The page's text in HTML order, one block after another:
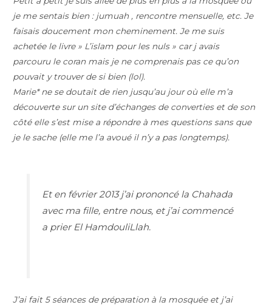
je me sentais bien : jumuah , rencontre mensuelle, etc. Je
faisais doucement mon cheminement. Je me suis
achetée le livre » L’islam pour les nuls » car j avais
parcouru le coran mais je ne comprenais pas ce qu’on
pouvait y trouver de si bien (lol).
Marie* ne se doutait de rien jusqu’au jour où elle m’a
découverte sur un site d’échanges de converties et de son
côté elle s’est mise a répondre à mes questions sans que
je le sache (elle me l’a avoué il n’y a pas longtemps).
Et en février 2013 j’ai prononcé la Chahada
avec ma fille, entre nous, et j’ai commencé
a prier El HamdouliLlah.
J’ai fait 5 séances de préparation à la mosquée et j’ai